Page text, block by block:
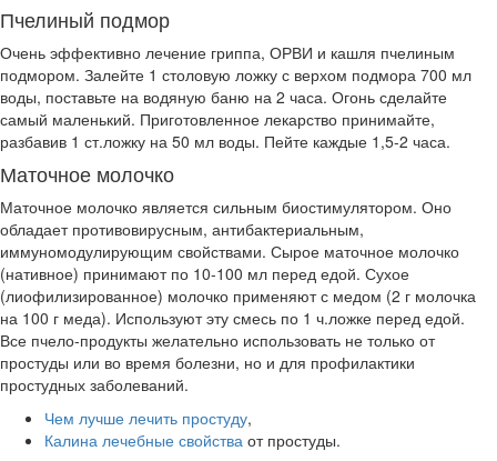
Пчелиный подмор
Очень эффективно лечение гриппа, ОРВИ и кашля пчелиным
подмором. Залейте 1 столовую ложку с верхом подмора 700 мл
воды, поставьте на водяную баню на 2 часа. Огонь сделайте
самый маленький. Приготовленное лекарство принимайте,
разбавив 1 ст.ложку на 50 мл воды. Пейте каждые 1,5-2 часа.
Маточное молочко
Маточное молочко является сильным биостимулятором. Оно
обладает противовирусным, антибактериальным,
иммуномодулирующим свойствами. Сырое маточное молочко
(нативное) принимают по 10-100 мл перед едой. Сухое
(лиофилизированное) молочко применяют с медом (2 г молочка
на 100 г меда). Используют эту смесь по 1 ч.ложке перед едой.
Все пчело-продукты желательно использовать не только от
простуды или во время болезни, но и для профилактики
простудных заболеваний.
Чем лучше лечить простуду,
Калина лечебные свойства от простуды.